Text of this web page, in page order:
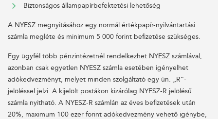
Biztonságos állampapírbefektetési lehetőség
A NYESZ megnyitásához egy normál értékpapír-nyilvántartási
számla megléte és minimum 5 000 forint befizetése szükséges.
Egy ügyfél több pénzintézetnél rendelkezhet NYESZ számlával,
azonban csak egyetlen NYESZ számla esetében igényelhet
adókedvezményt, melyet minden szolgáltató egy ún. „R”-
jelöléssel jelzi. A kijelölt postákon kizárólag NYESZ-R jelölésű
számla nyitható. A NYESZ-R számlán az éves befizetések után
20%, maximum 100 ezer forint adókedvezmény vehető igénybe,